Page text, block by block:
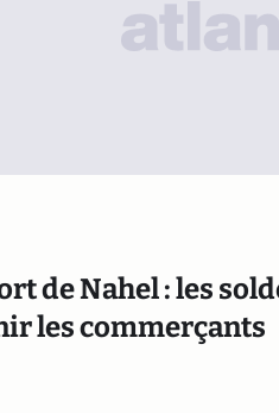
de Nahel : les
les commerçants